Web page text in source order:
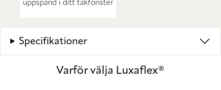
uppspänd i ditt takfönster
Specifikationer
Varför välja Luxaflex®